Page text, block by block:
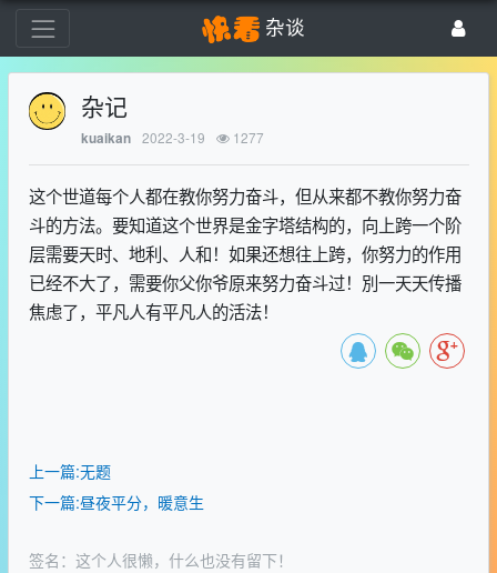
杂谈
杂记
kuaikan 2022-3-19 1277
这个世道每个人都在教你努力奋斗，但从来都不教你努力奋
斗的方法。要知道这个世界是金字塔结构的，向上跨一个阶
层需要天时、地利、人和！如果还想往上跨，你努力的作用
已经不大了，需要你父你爷原来努力奋斗过！別一天天传播
焦虑了，平凡人有平凡人的活法！
上一篇:无题
下一篇:昼夜平分，暖意生
签名：这个人很懒，什么也没有留下！